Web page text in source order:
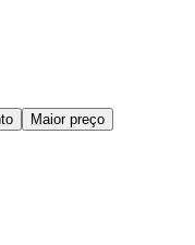
Maior preço